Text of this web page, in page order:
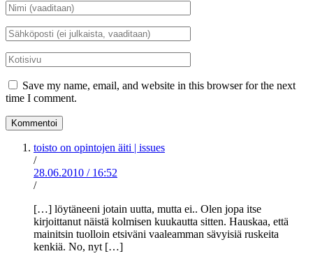
Nimi
*
Sähköposti
*
Kotisivu
Save my name, email, and website in this browser for the next
time I comment.
toisto on opintojen äiti | issues
/
28.06.2010 / 16:52
/
[…] löytäneeni jotain uutta, mutta ei.. Olen jopa itse
kirjoittanut näistä kolmisen kuukautta sitten. Hauskaa, että
mainitsin tuolloin etsiväni vaaleamman sävyisiä ruskeita
kenkiä. No, nyt […]